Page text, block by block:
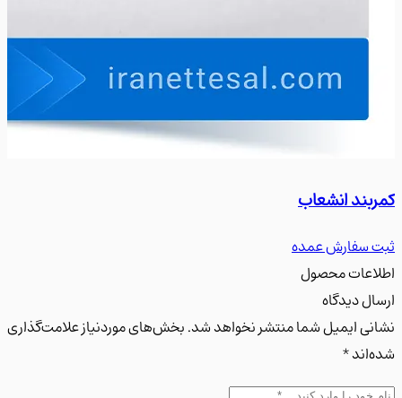
انشعاب
سفارش عمده
محصول
دیدگاه
ایمیل شما منتشر نخواهد شد. بخش‌های موردنیاز علامت‌گذاری
*